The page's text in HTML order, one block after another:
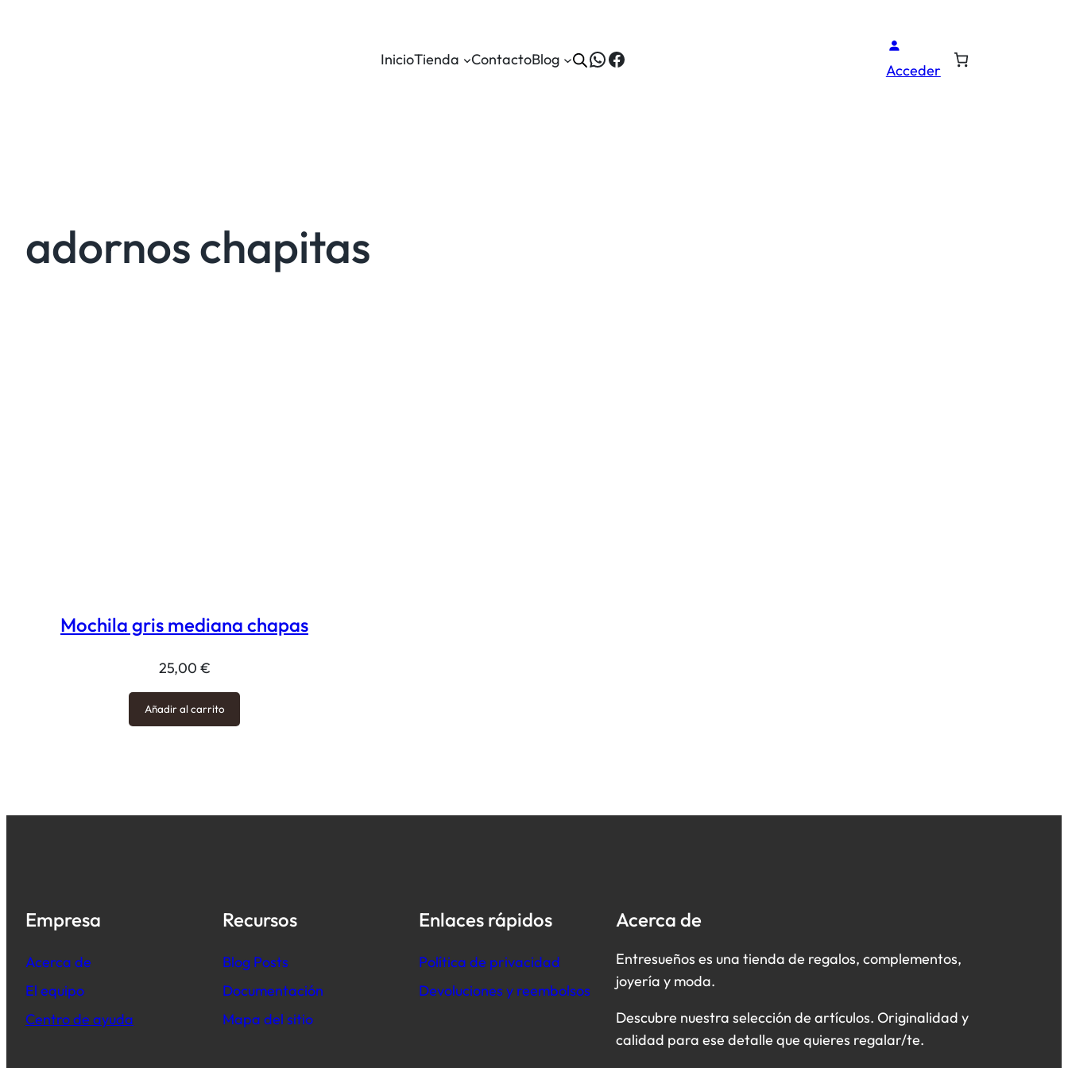
InicioTienda ContactoBlog WhatsApp
Facebook Acceder
adornos chapitas
Mochila gris mediana chapas
25,00 €
Añadir al carrito
Empresa
Acerca de
El equipo
Centro de ayuda
Recursos
Blog Posts
Documentación
Mapa del sitio
Enlaces rápidos
Política de privacidad
Devoluciones y reembolsos
Acerca de
Entresueños es una tienda de regalos, complementos,
joyería y moda.
Descubre nuestra selección de artículos. Originalidad y
calidad para ese detalle que quieres regalar/te.